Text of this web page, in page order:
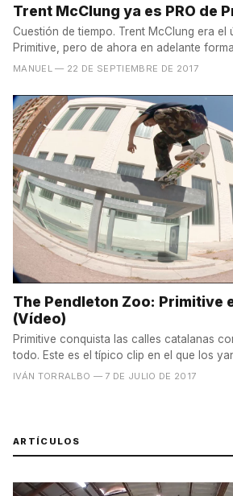
Trent McClung ya es PRO de
Cuestión de tiempo. Trent McClung era el
Primitive, pero de ahora en adelante
MANUEL — 22 DE SEPTIEMBRE DE 2017
The Pendleton Zoo: Primitive
(Vídeo)
Primitive conquista las calles catalanas
todo. Este es el típico clip en el que los
IVÁN TORRALBO — 7 DE JULIO DE 2017
ARTÍCULOS